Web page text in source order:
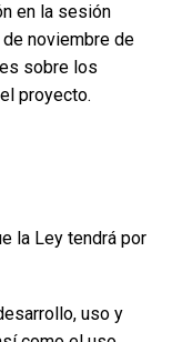
en la sesión
noviembre de
sobre los
proyecto.
la Ley tendrá por
uso y